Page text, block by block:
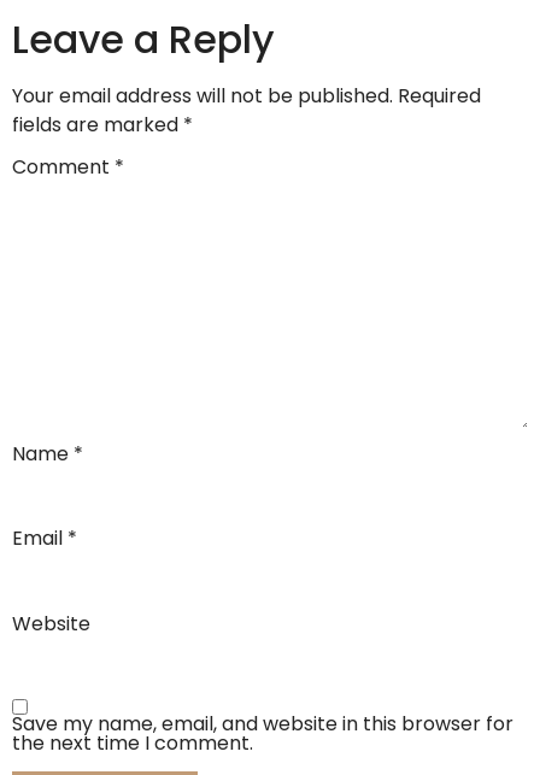
Leave a Reply
Your email address will not be published. Required
fields are marked *
Comment *
Name *
Email *
Website
Save my name, email, and website in this browser for
the next time I comment.